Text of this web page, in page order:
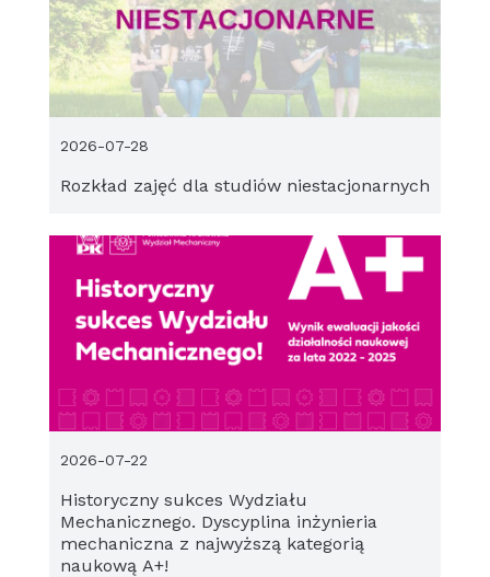
Rozkład zajęć dla studiów niestacjonarnych
2026-07-28
Historyczny sukces Wydziału
Mechanicznego. Dyscyplina inżynieria
mechaniczna z najwyższą kategorią
naukową A+!
2026-07-22